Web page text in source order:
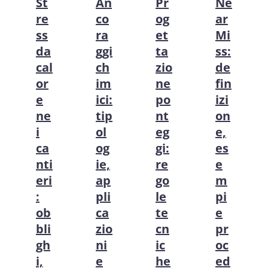
re
ss
da
cal
or
e
ne
i
ca
nti
eri
:
ob
bli
gh
i,
co
ra
ggi
ch
im
ici:
tip
ol
og
ie,
ap
pli
ca
zio
ni
e
og
et
ta
zio
ne
po
nt
eg
gi:
re
go
le
te
cn
ic
he
ar
Mi
ss:
de
fin
izi
on
e,
es
e
m
pi
e
pr
oc
ed